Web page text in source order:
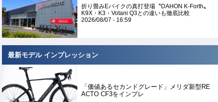
折り畳みEバイクの真打登場〝DAHON K-Forth〟
K9X・K3・Votani Q3との違いも徹底比較
2026/08/07 - 16:59
最新モデル インプレッション
「価値あるセカンドグレード」メリダ新型RE
ACTO CF3をインプレ